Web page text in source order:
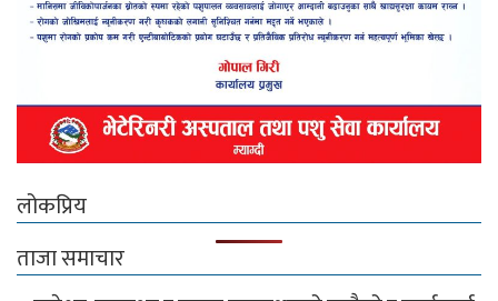
लोकप्रिय
ताजा समाचार